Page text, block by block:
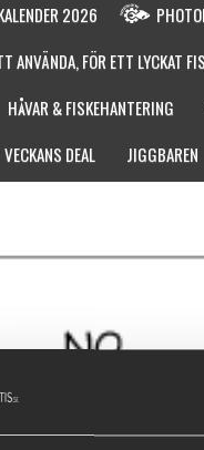
2026
ANVÄNDA, FÖR ETT LYCKAT
HÅVAR & FISKEHANTERING
VECKANS DEAL
JIGGBAREN